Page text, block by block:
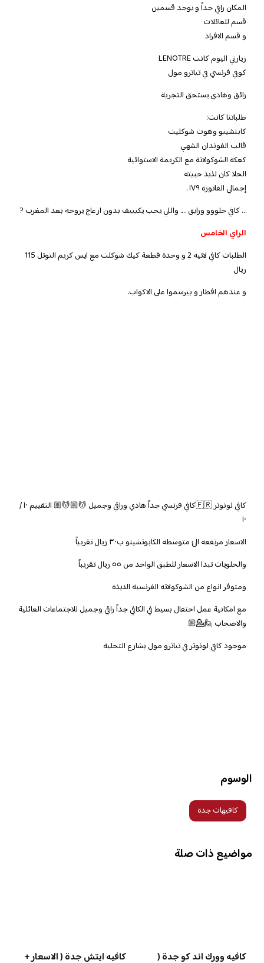
المكان راقي جداً و يوجد قسمين
قسم للعائلات
و قسم الافراد
زيارتي اليوم كانت LENOTRE
كوفي فرنسي في تياترو مول
رائق وهادي يستحق التجرية
طلباتنا كانت:
كابتشينو وهوت شوكليت
قالب الفوندان الشهي
كعكة الشوكولاتة مع الكريمة الاستوائية
الحلا كان لذيذ حبيته
إجمالي الفاتورة ١٧٩ .
… كافي حلووو ورايق …. واللي يحب يكيييف بدون ازعاج يروحه بعد المغرب ?
الراي الخامس
الطلبات كافي لاتيه 2 و وحدة قطعة كيك شوكلت مع ايس كريم التوتل 115
ريال
و عندهم افطار و بيرسموا على الاكواب.
كافي لونوتر 🇫🇷كافي فرنسي جداً هادي وراقي وجميل 💆🏼💆🏼 التقييم ١٠ /
١٠
الاسعار مرتفعه الئ متوسطه الكابوتشينو ب٣٠ ريال تقريباً
والحلويات تبدا الاسعار للطبق الواحد من ٥٥ ريال تقريباً
ومتوفر انواع من الشوكولاته الفرنسية الذيذه
مع امكانية عمل احتفال بسيط في الكافي جداً راقي وجميل للاجتماعات العائلية
والاصحاب 🙋💁🏼
موجود كافي لونوتر في تياترو مول بشارع التحلية
الوسوم
كافيهات جدة
مواضيع ذات صلة
كافيه وورك اند كو جدة ( كافيه ايتش جدة ( الاسعار +